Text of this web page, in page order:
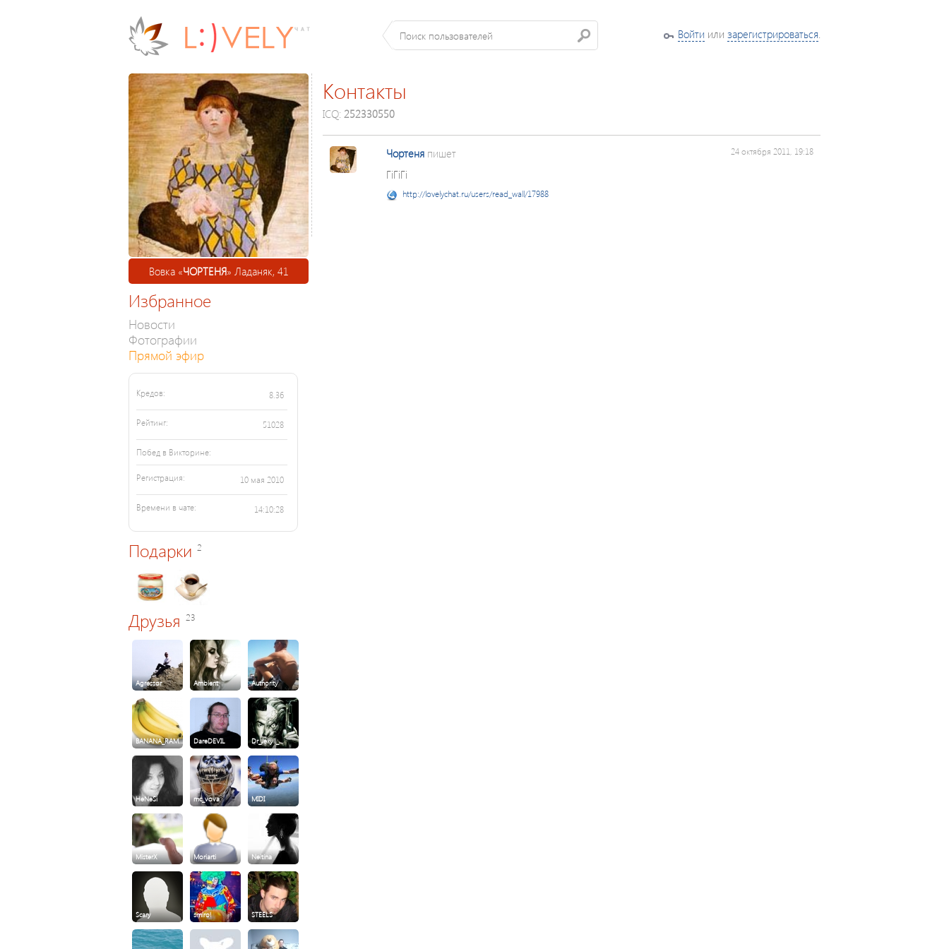
Войти или зарегистрироваться.
Вовка «ЧОРТЕНЯ» Ладаняк, 41
Избранное
Новости
Фотографии
Прямой эфир
Кредов: 8.36
Рейтинг: 51028
Побед в Викторине:
Регистрация: 10 мая 2010
Времени в чате: 14:10:28
Подарки 2
Друзья 23
Agressor Ambient Authority
BANANA_RAM… DareDEVIL Dr_Jekyll_…
HeNeSi mc_vova MIDI
MisterX Moriarti Neitina
Scary smirol STEELS
Контакты
ICQ: 252330550
Чортеня пишет 24 октября 2011, 19:18
ГіГіГі
http://lovelychat.ru/users/read_wall/17988